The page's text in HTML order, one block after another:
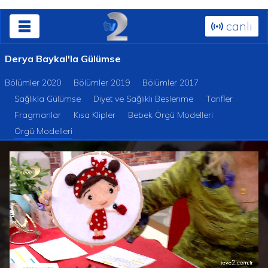
canlı
Derya Baykal'la Gülümse
Bölümler 2020 Bölümler 2019
Bölümler 2017
Sağlıkla Gülümse
Diyet ve Sağlıklı Beslenme
Tarifler
Fragmanlar
Kısa Klipler
Bebek Örgü Modelleri
Örgü Modelleri